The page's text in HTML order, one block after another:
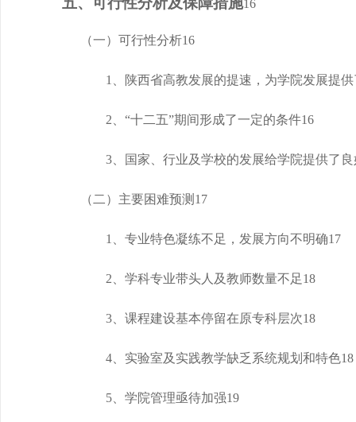
16
（一）可行性分析16
1、陕西省高教发展的提速，为学院发展提
2、“十二五”期间形成了一定的条件16
3、国家、行业及学校的发展给学院提供了
（二） 主要困难预测 17
1、专业特色凝练不足，发展方向不明确17
2、 学科专业带头人及教师数量不足18
3、课程建设基本停留在原专科层次18
4、实验室及实践教学缺乏系统规划和特色18
5、学院管理亟待加强19